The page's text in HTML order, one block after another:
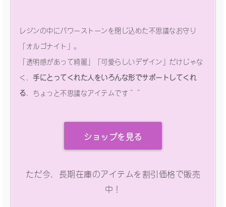
レジンの中にパワーストーンを閉じ込めた不思議なお守り
「オルゴナイト」。
「透明感があって綺麗」「可愛らしいデザイン」だけじゃな
く、 手にとってくれた人をいろんな形でサポートしてくれ
る 、ちょっと不思議なアイテムです＾＾
ショップを見る
ただ今、長期在庫のアイテムを割引価格で販売
中！